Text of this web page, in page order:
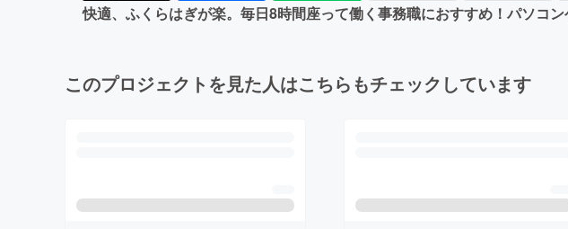
快適、ふくらはぎが楽。毎日8時間座って働く事務職におすすめ！パソコ
このプロジェクトを見た人はこちらもチェックしています